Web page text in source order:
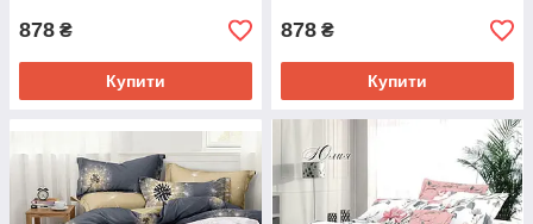
878 ₴
Купити
878 ₴
Купити